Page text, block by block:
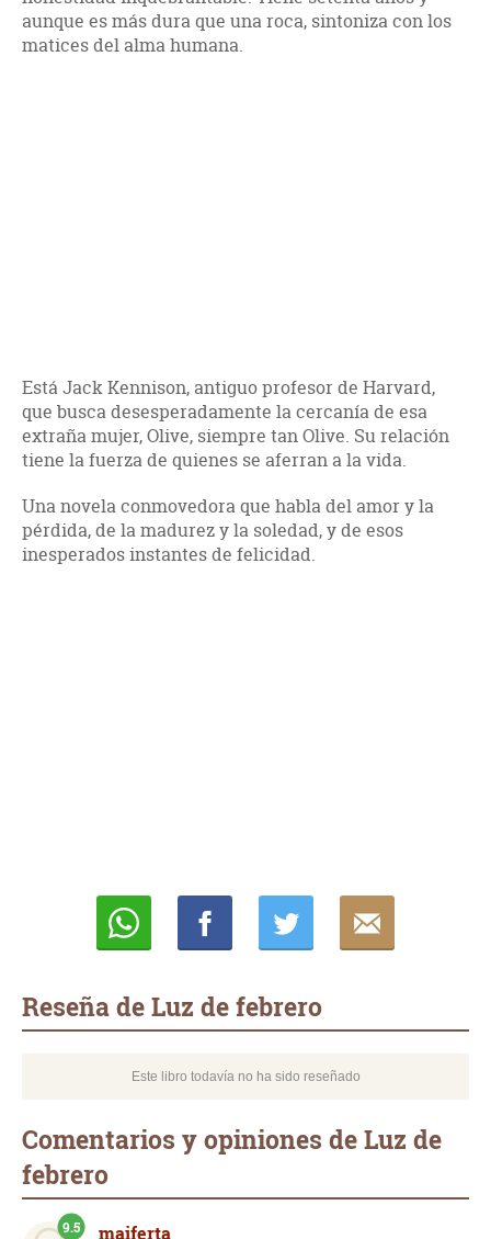
aunque es más dura que una roca, sintoniza con los
matices del alma humana.
Está Jack Kennison, antiguo profesor de Harvard,
que busca desesperadamente la cercanía de esa
extraña mujer, Olive, siempre tan Olive. Su relación
tiene la fuerza de quienes se aferran a la vida.
Una novela conmovedora que habla del amor y la
pérdida, de la madurez y la soledad, y de esos
inesperados instantes de felicidad.
Reseña de Luz de febrero
Este libro todavía no ha sido reseñado
Comentarios y opiniones de Luz de
febrero
maiferta
9.5